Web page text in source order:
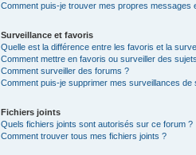
Comment puis-je trouver mes propres messages
Surveillance et favoris
Quelle est la différence entre les favoris et la
Comment mettre en favoris ou surveiller des
Comment surveiller des forums ?
Comment puis-je supprimer mes surveillances de
Fichiers joints
Quels fichiers joints sont autorisés sur ce forum ?
Comment trouver tous mes fichiers joints ?